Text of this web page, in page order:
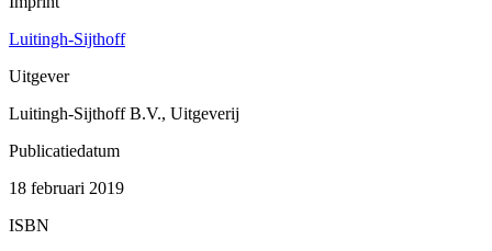
Luitingh-Sijthoff
Uitgever
Luitingh-Sijthoff B.V., Uitgeverij
Publicatiedatum
18 februari 2019
ISBN